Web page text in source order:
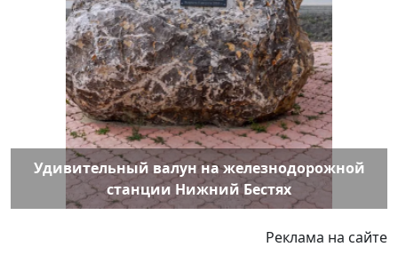
Удивительный валун на железнодорожной
станции Нижний Бестях
Реклама на сайте